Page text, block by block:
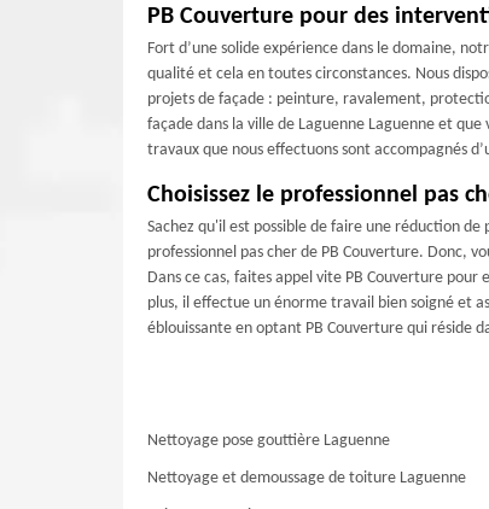
PB Couverture pour des
Fort d’une solide expérience dans le domaine,
qualité et cela en toutes circonstances. Nous
projets de façade : peinture, ravalement,
façade dans la ville de Laguenne Laguenne et
travaux que nous effectuons sont accompagnés
Choisissez le professionnel pas
Sachez qu'il est possible de faire une réduction
professionnel pas cher de PB Couverture. Donc,
Dans ce cas, faites appel vite PB Couverture
plus, il effectue un énorme travail bien soigné et
éblouissante en optant PB Couverture qui réside
Nettoyage pose gouttière Laguenne
Nettoyage et demoussage de toiture Laguenne